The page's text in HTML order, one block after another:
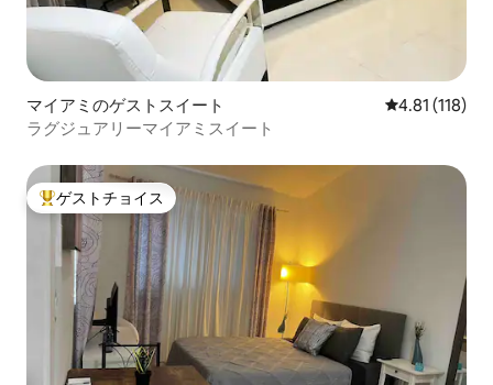
マイアミのゲストスイート レビュー118
4.81 (118)
ラグジュアリーマイアミスイート
大好評のゲストチョイスです。
ゲストチョイス